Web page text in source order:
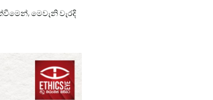
මෙවැනි වැරදි